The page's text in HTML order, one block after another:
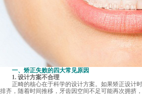
一、矫正失败的四大常见原因
1. 设计方案不合理
正畸的核心在于科学的设计方案。如果矫正设计
排齐，随着时间推移，牙齿因空间不足可能再次拥挤